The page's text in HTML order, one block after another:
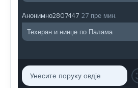
Анонимно2807447 27 пре мин.
Техеран и нинџе по Палама